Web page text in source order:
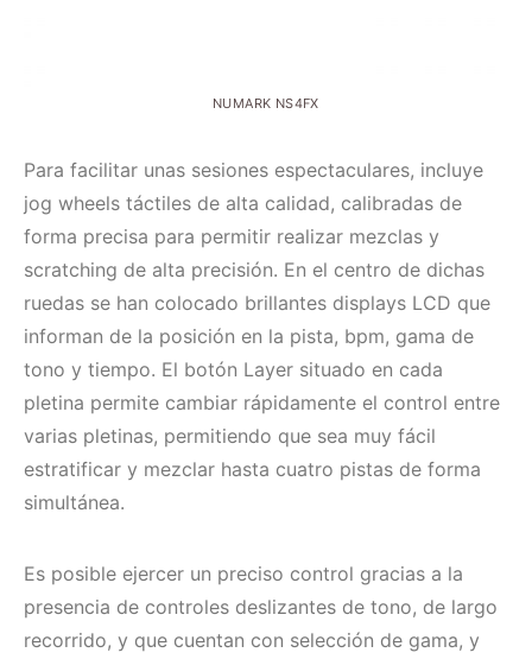
NUMARK NS4FX
Para facilitar unas sesiones espectaculares, incluye
jog wheels táctiles de alta calidad, calibradas de
forma precisa para permitir realizar mezclas y
scratching de alta precisión. En el centro de dichas
ruedas se han colocado brillantes displays LCD que
informan de la posición en la pista, bpm, gama de
tono y tiempo. El botón Layer situado en cada
pletina permite cambiar rápidamente el control entre
varias pletinas, permitiendo que sea muy fácil
estratificar y mezclar hasta cuatro pistas de forma
simultánea.
Es posible ejercer un preciso control gracias a la
presencia de controles deslizantes de tono, de largo
recorrido, y que cuentan con selección de gama, y